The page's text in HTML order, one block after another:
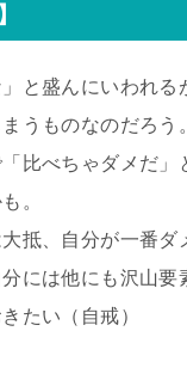
」と盛んにいわれる
うものなのだろう。
比べちゃダメだ」
。
抵、自分が一番ダ
には他にも沢山要
たい（自戒）